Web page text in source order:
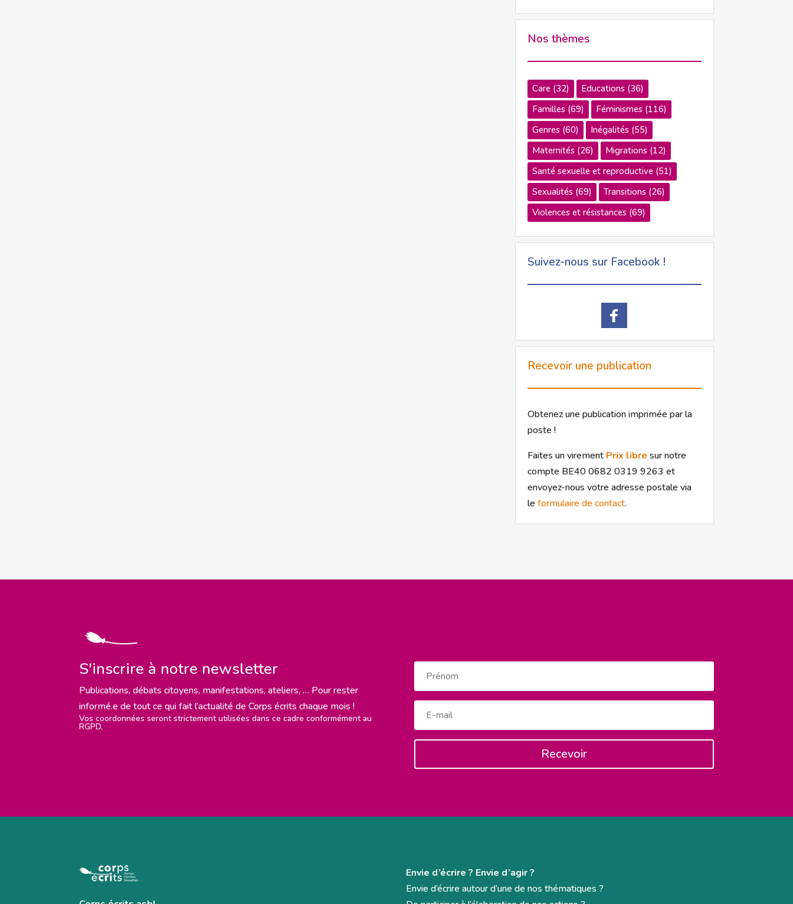
Nos thèmes
Care(32) Educations(36)
Familles(69) Féminismes(116)
Genres(60) Inégalités(55)
Maternités(26) Migrations(12)
Santé sexuelle et reproductive(51)
Sexualités(69) Transitions(26)
Violences et résistances(69)
Suivez-nous sur Facebook !
Recevoir une publication
Obtenez une publication imprimée par la
poste !
Faites un virement Prix libre sur notre
compte BE40 0682 0319 9263 et
envoyez-nous votre adresse postale via
le formulaire de contact.
S'inscrire à notre newsletter
Publications, débats citoyens, manifestations, ateliers, … Pour rester
informé.e de tout ce qui fait l’actualité de Corps écrits chaque mois !
Vos coordonnées seront strictement utilisées dans ce cadre conformément au
RGPD.
Recevoir
Envie d’écrire ? Envie d’agir ?
Envie d’écrire autour d’une de nos thématiques ?